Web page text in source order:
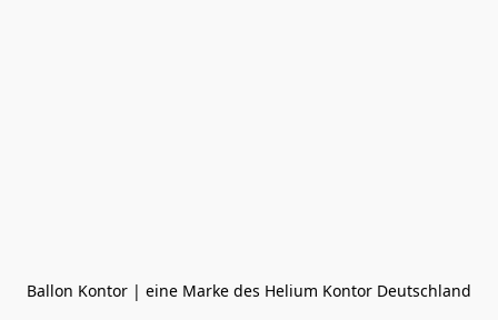
Ballon Kontor | eine Marke des Helium Kontor Deutschland